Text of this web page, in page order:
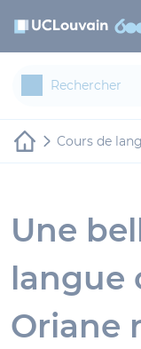
Cours de
Une
langue
Oriane